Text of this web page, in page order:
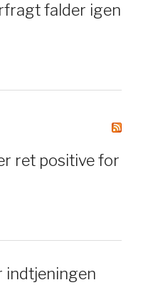
falder igen
ret positive for
indtjeningen